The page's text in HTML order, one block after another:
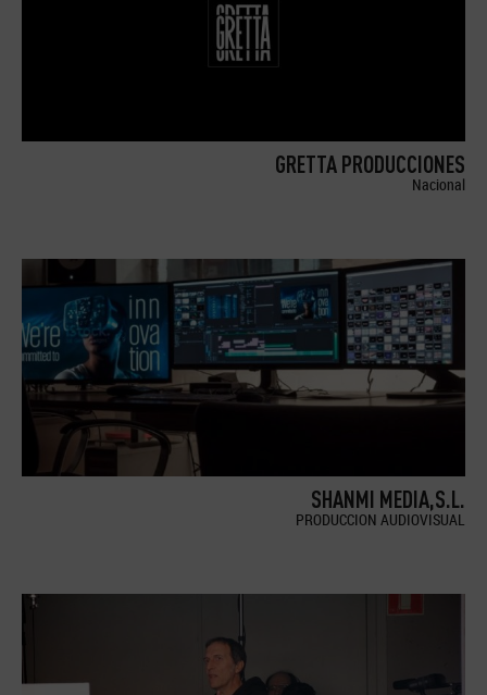
GRETTA PRODUCCIONES
Nacional
SHANMI MEDIA,S.L.
PRODUCCION AUDIOVISUAL